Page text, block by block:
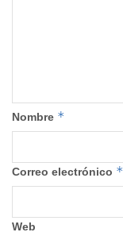
Nombre *
Correo electrónico *
Web